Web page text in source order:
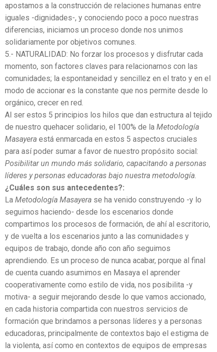
apostamos a la construcción de relaciones humanas entre
iguales -dignidades-, y conociendo poco a poco nuestras
diferencias, iniciamos un proceso donde nos unimos
solidariamente por objetivos comunes.
5.- NATURALIDAD: No forzar los procesos y disfrutar cada
momento, son factores claves para relacionarnos con las
comunidades; la espontaneidad y sencillez en el trato y en el
modo de accionar es la constante que nos permite desde lo
orgánico, crecer en red.
Al ser estos 5 principios los hilos que dan estructura al tejido
de nuestro quehacer solidario, el 100% de la Metodología
Masayera está enmarcada en estos 5 aspectos cruciales
para así poder sumar a favor de nuestro propósito social:
Posibilitar un mundo más solidario, capacitando a personas
líderes y personas educadoras bajo nuestra metodología
¿Cuáles son sus antecedentes?:
La Metodología Masayera se ha venido construyendo -y lo
seguimos haciendo- desde los escenarios donde
compartimos los procesos de formación, de ahí al escritorio,
y de vuelta a los escenarios junto a las comunidades y
equipos de trabajo, donde año con año seguimos
aprendiendo. Es un proceso de nunca acabar, porque al final
de cuenta cuando asumimos en Masaya el aprender
cooperativamente como estilo de vida, nos posibilita -y
motiva- a seguir mejorando desde lo que vamos accionado,
en cada historia compartida con nuestros servicios de
formación que brindamos a personas líderes y a personas
educadoras, principalmente de contextos bajo el estigma de
la violenta, así como en contextos de equipos de empresas